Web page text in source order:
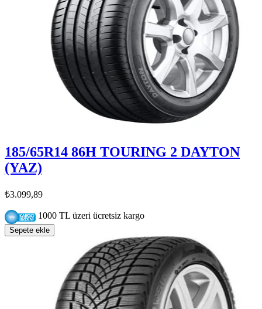
185/65R14 86H TOURING 2 DAYTON
(YAZ)
₺3.099,89
1000 TL üzeri ücretsiz kargo
Sepete ekle